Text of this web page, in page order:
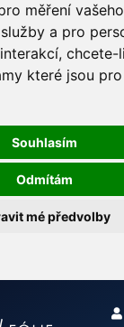
měření
a pro
, chcete-li
které jsou
Souhlasím
Odmítám
mé předvolby